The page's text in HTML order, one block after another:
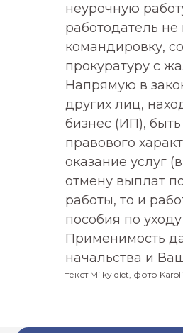
неурочную
работодатель не
командировку,
прокуратуру с
Напрямую в
других лиц,
бизнес (ИП),
правового
оказание услуг
отмену выплат
работы, то и
пособия по
Применимость
начальства и
текст Milky diet, фото
Политика обработки
О бренде
Каталог моделей
Milky blog
© Milky diet, 2022—2025